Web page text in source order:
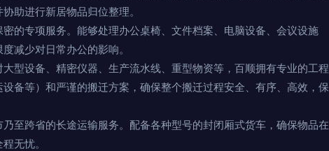
助进行新居物品归位整理。
的专项服务。能够处理办公桌椅、文件档案、电脑设备、会议设施
减少对日常办公的影响。
型设备、精密仪器、生产流水线、重型物资等，百顺拥有专业的工程
备等）和严谨的搬迁方案，确保整个搬迁过程安全、有序、高效，保
至跨省的长途运输服务。配备各种型号的封闭厢式货车，确保物品在
无忧。